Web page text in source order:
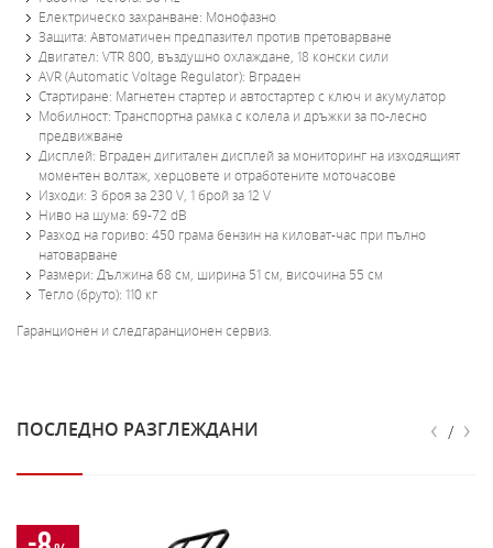
Електрическо захранване: Монофазно
Защита: Автоматичен предпазител против претоварване
Двигател: VТR 800, въздушно охлаждане, 18 конски сили
AVR (Automatic Voltage Regulator): Вграден
Стартиране: Магнетен стартер и автостартер с ключ и акумулатор
Мобилност: Транспортна рамка с колела и дръжки за по-лесно
предвижване
Дисплей: Вграден дигитален дисплей за мониторинг на изходящият
моментен волтаж, херцовете и отработените моточасове
Изходи: 3 броя за 230 V, 1 брой за 12 V
Ниво на шума: 69-72 dB
Разход на гориво: 450 грама бензин на киловат-час при пълно
натоварване
Размери: Дължина 68 см, ширина 51 см, височина 55 см
Тегло (бруто): 110 кг
Гаранционен и следгаранционен сервиз.
ПОСЛЕДНО РАЗГЛЕЖДАНИ ‹ / ›